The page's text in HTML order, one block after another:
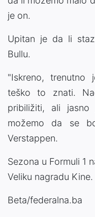
je on.
Upitan je da li
Bullu.
"Iskreno, trenutno
teško to znati.
pribiližiti, ali
možemo da se
Verstappen.
Sezona u Formuli 1
Veliku nagradu Kine.
Beta/federalna.ba